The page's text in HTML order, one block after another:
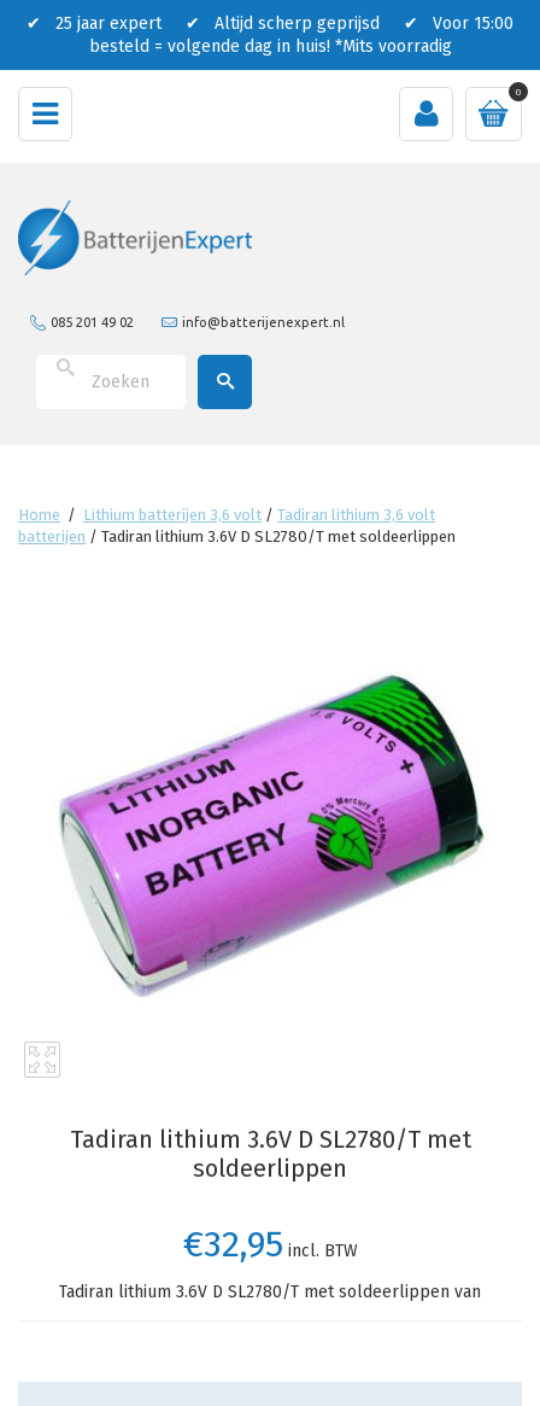
✔ 25 jaar expert ✔ Altijd scherp geprijsd ✔ Voor 15:00
besteld = volgende dag in huis! *Mits voorradig
0
085 201 49 02 info@batterijenexpert.nl
Home / Lithium batterijen 3,6 volt / Tadiran lithium 3,6 volt
batterijen / Tadiran lithium 3.6V D SL2780/T met soldeerlippen
Tadiran lithium 3.6V D SL2780/T met
soldeerlippen
€32,95 incl. BTW
Tadiran lithium 3.6V D SL2780/T met soldeerlippen van